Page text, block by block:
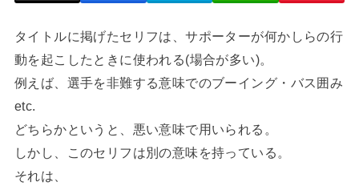
タイトルに掲げたセリフは、サポーターが何かしらの行
動を起こしたときに使われる(場合が多い)。
例えば、選手を非難する意味でのブーイング・バス囲み
etc.
どちらかというと、悪い意味で用いられる。
しかし、このセリフは別の意味を持っている。
それは、